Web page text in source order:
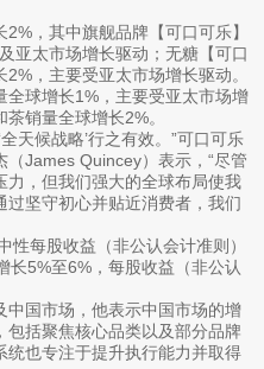
，其中旗舰品牌【可口可乐】
亚太市场增长驱动；无糖【可口
，主要受亚太市场增长驱动。
球增长1%，主要受亚太市场增
销量全球增长2%。
天候战略’行之有效。”可口可乐
James Quincey）表示，“尽管
，但我们强大的全球布局使我
坚守初心并贴近消费者，我们
每股收益（非公认会计准则）
长5%至6%，每股收益（非公认
国市场，他表示中国市场的增
括聚焦核心品类以及部分品牌
统也专注于提升执行能力并取得